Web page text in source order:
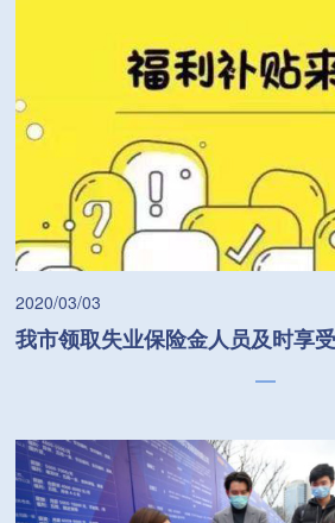
2020/03/03
我市领取失业保险金人员及时享